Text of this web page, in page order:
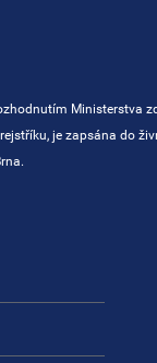
Ministerstva
je zapsána do